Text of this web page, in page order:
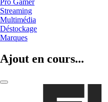
Streaming
Multimédia
Déstockage
Marques
Ajout en cours...